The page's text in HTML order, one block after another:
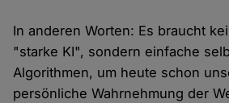
In anderen Worten: Es braucht
"starke KI", sondern einfache
Algorithmen, um heute schon
persönliche Wahrnehmung der